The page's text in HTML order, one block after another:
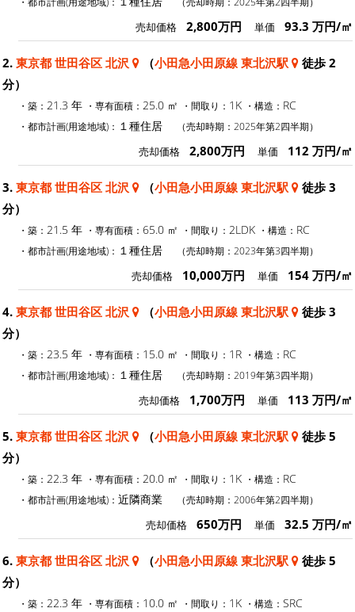
売却価格 2,800万円 単価 93.3 万円/㎡
2. 東京都 世田谷区 北沢 （小田急小田原線 東北沢駅
徒歩 2
分）
・築： 21.3 年 ・専有面積： 25.0 ㎡ ・間取り： 1K ・構造： RC
・都市計画(用途地域)： １種住居 （売却時期：2025年第2四半期）
売却価格 2,800万円 単価 112 万円/㎡
3. 東京都 世田谷区 北沢 （小田急小田原線 東北沢駅
徒歩 3
分）
・築： 21.5 年 ・専有面積： 65.0 ㎡ ・間取り： 2LDK ・構造： RC
・都市計画(用途地域)： １種住居 （売却時期：2023年第3四半期）
売却価格 10,000万円 単価 154 万円/㎡
4. 東京都 世田谷区 北沢 （小田急小田原線 東北沢駅
徒歩 3
分）
・築： 23.5 年 ・専有面積： 15.0 ㎡ ・間取り： 1R ・構造： RC
・都市計画(用途地域)： １種住居 （売却時期：2019年第3四半期）
売却価格 1,700万円 単価 113 万円/㎡
5. 東京都 世田谷区 北沢 （小田急小田原線 東北沢駅
徒歩 5
分）
・築： 22.3 年 ・専有面積： 20.0 ㎡ ・間取り： 1K ・構造： RC
・都市計画(用途地域)： 近隣商業 （売却時期：2006年第2四半期）
売却価格 650万円 単価 32.5 万円/㎡
6. 東京都 世田谷区 北沢 （小田急小田原線 東北沢駅
徒歩 5
分）
・築： 22.3 年 ・専有面積： 10.0 ㎡ ・間取り： 1K ・構造： SRC